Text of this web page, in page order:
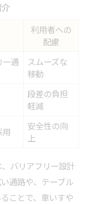
利用者への
配慮
通
スムーズな
移動
段差の負担
軽減
用
安全性の向
上
バリアフリー設計
通路や、テーブル
ことで、車いすや